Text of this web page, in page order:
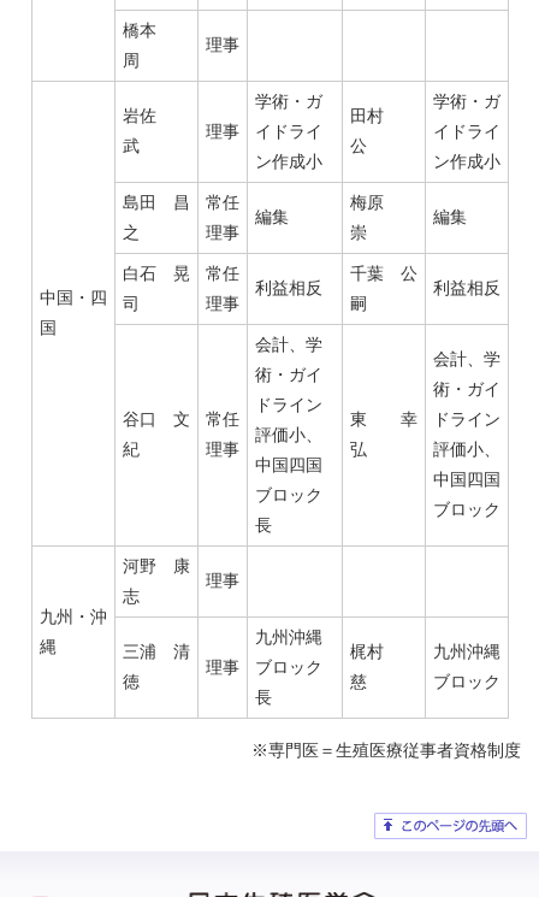
橋本
周
理事
中国・四
国
岩佐
武
理事
学術・ガ
イドライ
ン作成小
田村
公
学術・ガ
イドライ
ン作成小
島田 昌
之
常任
理事
編集
梅原
崇
編集
白石 晃
司
常任
理事
利益相反
千葉 公
嗣
利益相反
谷口 文
紀
常任
理事
会計、学
術・ガイ
ドライン
評価小、
中国四国
ブロック
長
東 幸
弘
会計、学
術・ガイ
ドライン
評価小、
中国四国
ブロック
九州・沖
縄
河野 康
志
理事
三浦 清
徳
理事
九州沖縄
ブロック
長
梶村
慈
九州沖縄
ブロック
※専門医＝生殖医療従事者資格制度